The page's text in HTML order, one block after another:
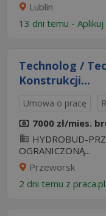
Lublin
13 dni temu -
Technolog /
Konstrukcji...
Umowa o pracę
7000 zł/mies.
HYDROBUD-
OGRANICZONĄ...
Przeworsk
2 dni temu z praca.pl